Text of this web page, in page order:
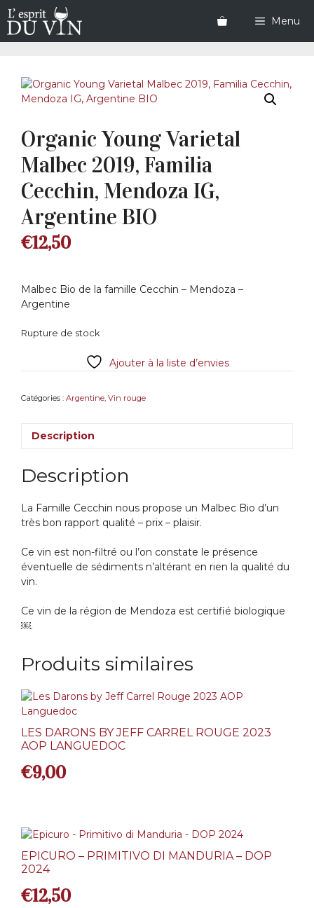
Aller
au
contenu
Menu
Organic Young Varietal
Malbec 2019, Familia
Cecchin, Mendoza IG,
Argentine BIO
€12,50
Malbec Bio de la famille Cecchin – Mendoza –
Argentine
Rupture de stock
Ajouter à la liste d’envies
Catégories : Argentine, Vin rouge
Description
Description
La Famille Cecchin nous propose un Malbec Bio d’un
très bon rapport qualité – prix – plaisir.
Ce vin est non-filtré ou l’on constate le présence
éventuelle de sédiments n’altérant en rien la qualité du
vin.
Ce vin de la région de Mendoza est certifié biologique
￼.
Produits similaires
LES DARONS BY JEFF CARREL ROUGE 2023
AOP LANGUEDOC
€9,00
EPICURO – PRIMITIVO DI MANDURIA – DOP
2024
€12,50